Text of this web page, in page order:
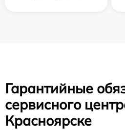
Гарантийные
сервисного
Красноярске